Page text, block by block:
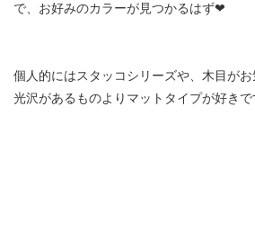
で、お好みのカラーが見つかるはず❤︎
個人的にはスタッコシリーズや、木目が
光沢があるものよりマットタイプが好きで